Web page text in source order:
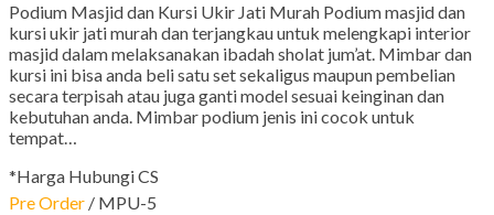
Podium Masjid dan Kursi Ukir Jati Murah Podium masjid dan
kursi ukir jati murah dan terjangkau untuk melengkapi interior
masjid dalam melaksanakan ibadah sholat jum’at. Mimbar dan
kursi ini bisa anda beli satu set sekaligus maupun pembelian
secara terpisah atau juga ganti model sesuai keinginan dan
kebutuhan anda. Mimbar podium jenis ini cocok untuk
tempat…
*Harga Hubungi CS
Pre Order / MPU-5